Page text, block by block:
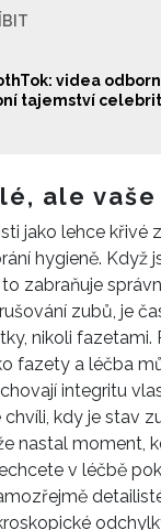
videa
tajemství celebrit
ale vaše
jako lehce křivé
hygieně. Když
zabraňuje
zubů, je
nikoli fazetami.
fazety a léčba
integritu
chvíli, kdy je stav
nastal moment,
v léčbě